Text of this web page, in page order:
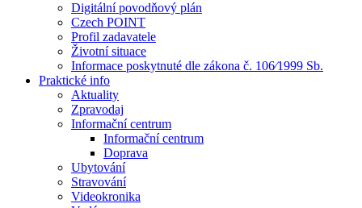
Digitální povodňový plán
Czech POINT
Profil zadavatele
Životní situace
Informace poskytnuté dle zákona č. 106⁄1999 Sb.
Praktické info
Aktuality
Zpravodaj
Informační centrum
Informační centrum
Doprava
Ubytování
Stravování
Videokronika